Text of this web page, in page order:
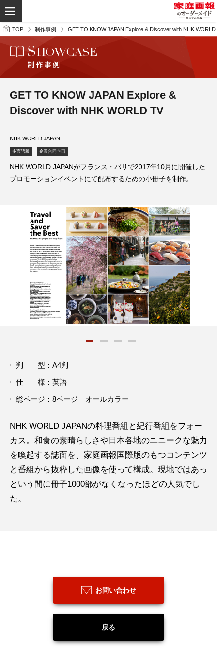
TOP 制作事例 GET TO KNOW JAPAN Explore & Discover with NHK WORLD
GET TO KNOW JAPAN Explore &
Discover with NHK WORLD TV
NHK WORLD JAPAN
多言語版 企業合同企画
NHK WORLD JAPANがフランス・パリで2017年10月に開催した
プロモーションイベントにて配布するための小冊子を制作。
判 型：A4判
仕 様：英語
総ページ：8ページ オールカラー
NHK WORLD JAPANの料理番組と紀行番組をフォー
カス。和食の素晴らしさや日本各地のユニークな魅力
を喚起する誌面を、家庭画報国際版のもつコンテンツ
と番組から抜粋した画像を使って構成。現地ではあっ
という間に冊子1000部がなくなったほどの人気でし
た。
お問い合わせ
戻る